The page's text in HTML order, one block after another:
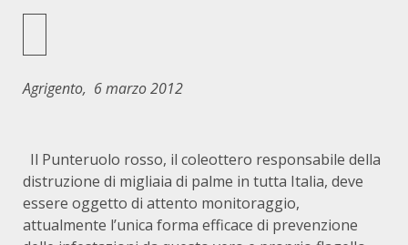
Agrigento, 6 marzo 2012
Il Punteruolo rosso, il coleottero responsabile della
distruzione di migliaia di palme in tutta Italia, deve
essere oggetto di attento monitoraggio,
attualmente l’unica forma efficace di prevenzione